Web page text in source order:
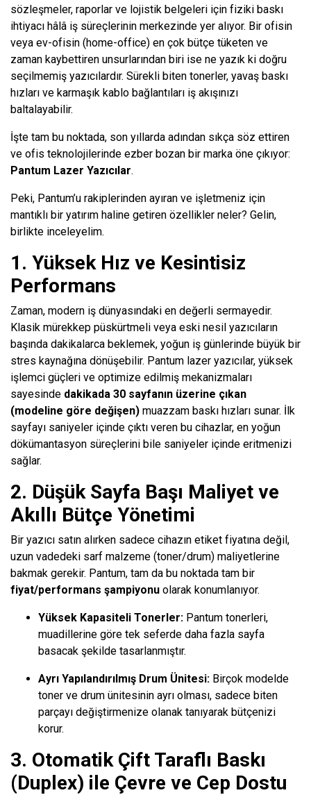
sözleşmeler, raporlar ve lojistik belgeleri için fiziki baskı
ihtiyacı hâlâ iş süreçlerinin merkezinde yer alıyor. Bir ofisin
veya ev-ofisin (home-office) en çok bütçe tüketen ve
zaman kaybettiren unsurlarından biri ise ne yazık ki doğru
seçilmemiş yazıcılardır. Sürekli biten tonerler, yavaş baskı
hızları ve karmaşık kablo bağlantıları iş akışınızı
baltalayabilir.
İşte tam bu noktada, son yıllarda adından sıkça söz ettiren
ve ofis teknolojilerinde ezber bozan bir marka öne çıkıyor:
Pantum Lazer Yazıcılar.
Peki, Pantum’u rakiplerinden ayıran ve işletmeniz için
mantıklı bir yatırım haline getiren özellikler neler? Gelin,
birlikte inceleyelim.
1. Yüksek Hız ve Kesintisiz
Performans
Zaman, modern iş dünyasındaki en değerli sermayedir.
Klasik mürekkep püskürtmeli veya eski nesil yazıcıların
başında dakikalarca beklemek, yoğun iş günlerinde büyük bir
stres kaynağına dönüşebilir. Pantum lazer yazıcılar, yüksek
işlemci güçleri ve optimize edilmiş mekanizmaları
sayesinde dakikada 30 sayfanın üzerine çıkan
(modeline göre değişen) muazzam baskı hızları sunar. İlk
sayfayı saniyeler içinde çıktı veren bu cihazlar, en yoğun
dökümantasyon süreçlerini bile saniyeler içinde eritmenizi
sağlar.
2. Düşük Sayfa Başı Maliyet ve
Akıllı Bütçe Yönetimi
Bir yazıcı satın alırken sadece cihazın etiket fiyatına değil,
uzun vadedeki sarf malzeme (toner/drum) maliyetlerine
bakmak gerekir. Pantum, tam da bu noktada tam bir
fiyat/performans şampiyonu olarak konumlanıyor.
Yüksek Kapasiteli Tonerler: Pantum tonerleri,
muadillerine göre tek seferde daha fazla sayfa
basacak şekilde tasarlanmıştır.
Ayrı Yapılandırılmış Drum Ünitesi: Birçok modelde
toner ve drum ünitesinin ayrı olması, sadece biten
parçayı değiştirmenize olanak tanıyarak bütçenizi
korur.
3. Otomatik Çift Taraflı Baskı
(Duplex) ile Çevre ve Cep Dostu